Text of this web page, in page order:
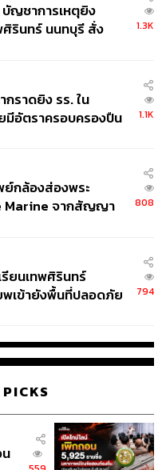
ญชาการเหตุยิง
ศิรินทร์ นนทบุรี สั่ง
1.3K
ราดยิง รร. ใน
มีอัตราครอบครองปืน
1.1K
กล้องส่องพระ
Marine จากสัญญา
บุแบรนด์
808
รียนเทพศิรินทร์
เข้ายังพื้นที่ปลอดภัย
794